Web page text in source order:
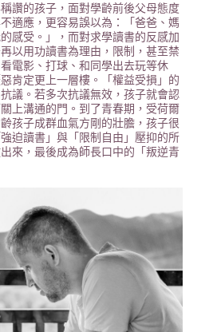
讚的孩子，面對學齡前後父母態度
適應，更容易誤以為：「爸爸、媽
感受。」，而對求學讀書的反感加
以用功讀書為理由，限制，甚至禁
電影、打球、和同學出去玩等休
肯定更上一層樓。「權益受損」的
議。若多次抗議無效，孩子就會認
上溝通的門。到了青春期，受荷爾
孩子成群血氣方剛的壯膽，孩子很
迫讀書」與「限制自由」壓抑的所
來，最後成為師長口中的「叛逆青